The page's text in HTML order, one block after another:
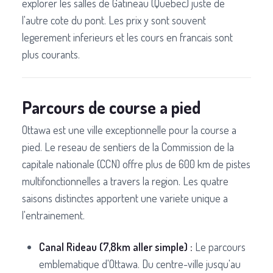
explorer les salles de Gatineau (Quebec) juste de
l'autre cote du pont. Les prix y sont souvent
legerement inferieurs et les cours en francais sont
plus courants.
Parcours de course a pied
Ottawa est une ville exceptionnelle pour la course a
pied. Le reseau de sentiers de la Commission de la
capitale nationale (CCN) offre plus de 600 km de pistes
multifonctionnelles a travers la region. Les quatre
saisons distinctes apportent une variete unique a
l'entrainement.
Canal Rideau (7,8km aller simple) : Le parcours
emblematique d'Ottawa. Du centre-ville jusqu'au